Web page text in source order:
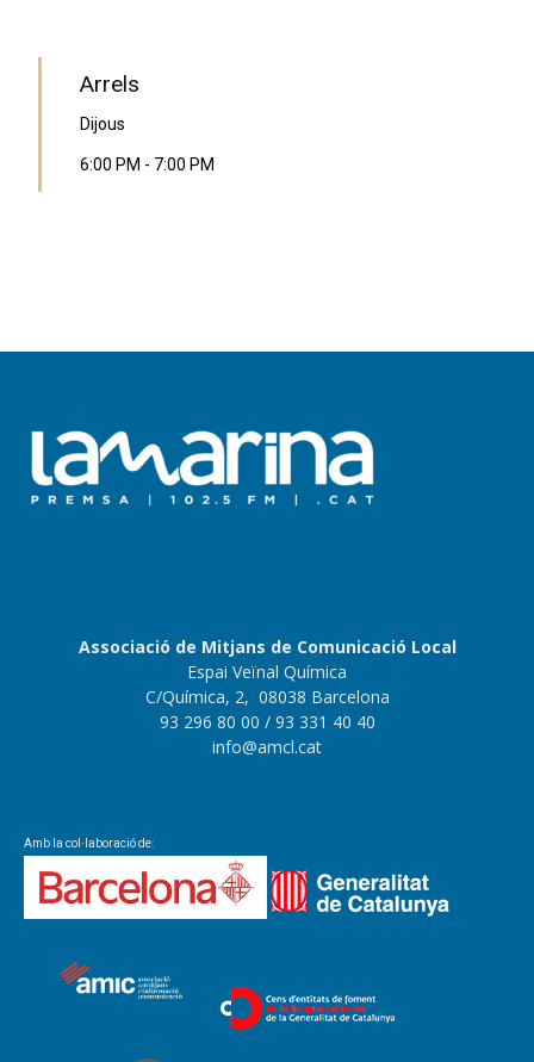
Arrels
Dijous
6:00 PM - 7:00 PM
Associació de Mitjans de Comunicació Local
Espai Veïnal Química
C/Química, 2, 08038 Barcelona
93 296 80 00 / 93 331 40 40
info@amcl.cat
Amb la col·laboració de: